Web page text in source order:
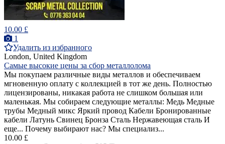
10.00 £
1
Удалить из избранного
London, United Kingdom
Самые высокие цены за сбор металлолома
Мы покупаем различные виды металлов и обеспечиваем
мгновенную оплату с коллекцией в тот же день. Полностью
лицензированы, никакая работа не слишком большая или
маленькая. Мы собираем следующие металлы: Медь Медные
трубы Медный микс Яркий провод Кабели Бронированные
кабели Латунь Свинец Бронза Сталь Нержавеющая сталь И
еще... Почему выбирают нас? Мы специализ...
10.00 £